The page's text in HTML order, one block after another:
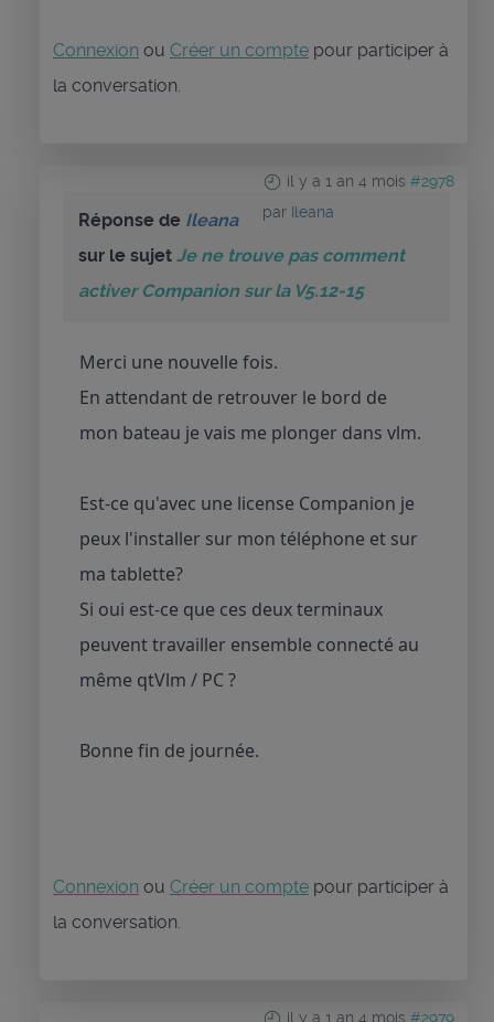
Connexion ou Créer un compte pour participer à
la conversation.
il y a 1 an 4 mois #2978
par Ileana
Réponse de Ileana
sur le sujet Je ne trouve pas comment
activer Companion sur la V5.12-15
Merci une nouvelle fois.
En attendant de retrouver le bord de
mon bateau je vais me plonger dans vlm.
Est-ce qu'avec une license Companion je
peux l'installer sur mon téléphone et sur
ma tablette?
Si oui est-ce que ces deux terminaux
peuvent travailler ensemble connecté au
même qtVlm / PC ?
Bonne fin de journée.
Connexion ou Créer un compte pour participer à
la conversation.
il y a 1 an 4 mois #2979